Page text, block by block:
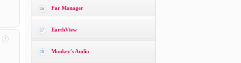
16 Far Manager
17 EarthView
18 Monkey′s Audio